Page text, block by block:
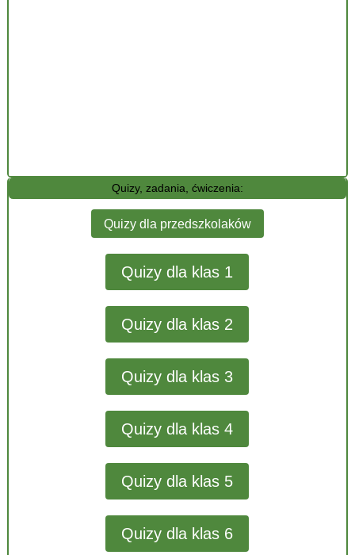
Quizy, zadania, ćwiczenia:
Quizy dla przedszkolaków
Quizy dla klas 1
Quizy dla klas 2
Quizy dla klas 3
Quizy dla klas 4
Quizy dla klas 5
Quizy dla klas 6